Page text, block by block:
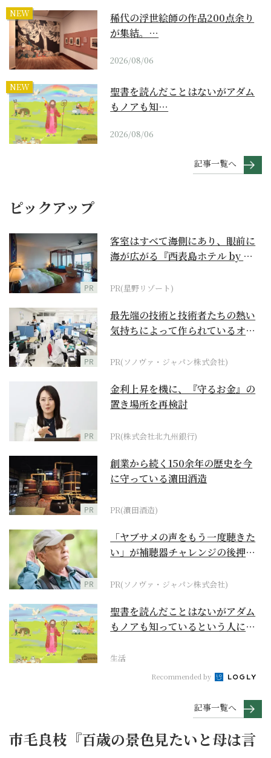
NEW
稀代の浮世絵師の作品200点余り
が集結。…
2026/08/06
NEW
聖書を読んだことはないがアダム
もノアも知…
2026/08/06
記事一覧へ
ピックアップ
PR
客室はすべて海側にあり、眼前に
海が広がる『西表島ホテル by 星
PR(星野リゾート)
PR
最先端の技術と技術者たちの熱い
気持ちによって作られているオー
PR(ソノヴァ・ジャパン株式会社)
PR
金利上昇を機に、『守るお金』の
置き場所を再検討
PR(株式会社北九州銀行)
PR
創業から続く150余年の歴史を今
に守っている濵田酒造
PR(濵田酒造)
PR
「ヤブサメの声をもう一度聴きた
い」が補聴器チャレンジの後押し
PR(ソノヴァ・ジャパン株式会社)
聖書を読んだことはないがアダム
もノアも知っているという人に
生活
Recommended by
記事一覧へ
市毛良枝『百歳の景色見たいと母は言